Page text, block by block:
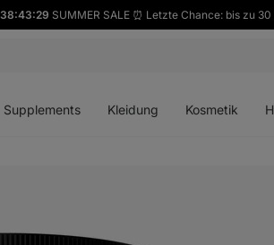
38:43:28 SUMMER SALE ⏰ Letzte Chance: bis zu
Supplements Kleidung Kosmetik